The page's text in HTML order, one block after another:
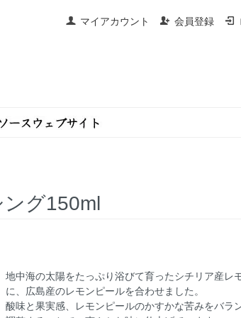
マイアカウント 会員登録
グ150ml
地中海の太陽をたっぷり浴びて育ったシチリア産レ
に、広島産のレモンピールを合わせました。
酸味と果実感、レモンピールのかすかな苦みをバラ